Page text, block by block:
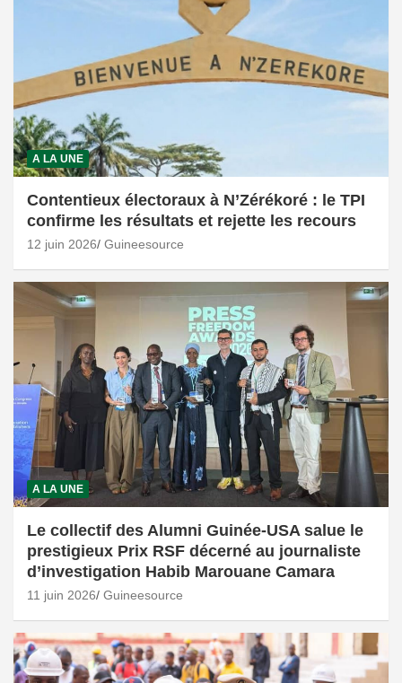
A LA UNE
Contentieux électoraux à N’Zérékoré : le TPI
confirme les résultats et rejette les recours
12 juin 2026 Guineesource
A LA UNE
Le collectif des Alumni Guinée-USA salue le
prestigieux Prix RSF décerné au journaliste
d’investigation Habib Marouane Camara
11 juin 2026 Guineesource